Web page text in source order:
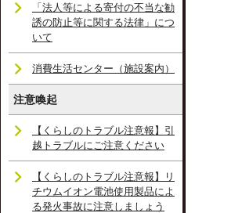
「法人等による寄付の不当な勧
誘の防止等に関する法律」につ
いて
消費生活センター（施設案内）
注意喚起
【くらしのトラブル注意報】引
越トラブルにご注意ください
【くらしのトラブル注意報】リ
チウムイオン電池使用製品によ
る発火事故に注意しましょう